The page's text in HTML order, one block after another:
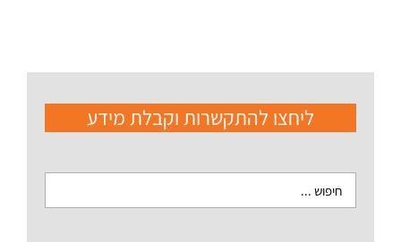
ליחצו להתקשרות וקבלת מידע